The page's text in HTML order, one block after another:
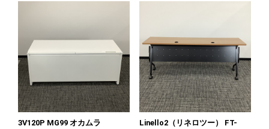
3V120P MG99 オカムラ
Linello2（リネロツー） FT-